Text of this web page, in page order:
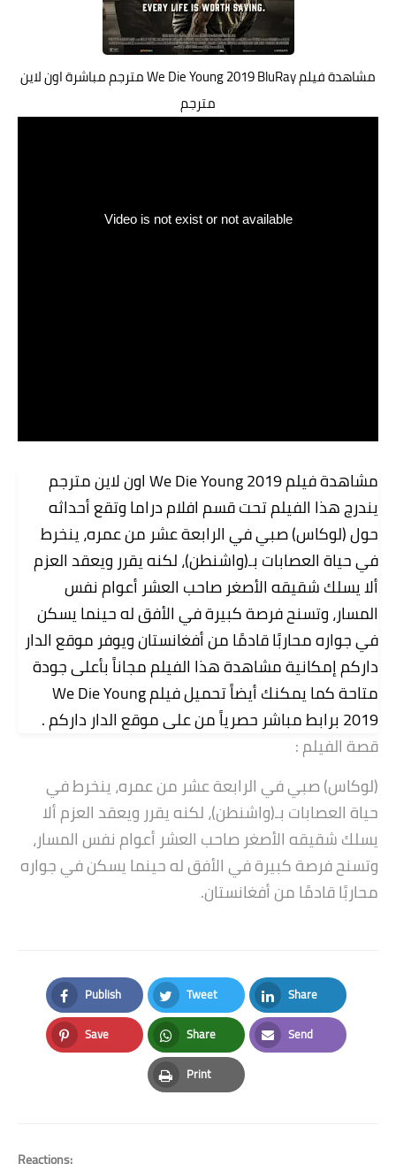
مشاهدة فيلم We Die Young 2019 BluRay مترجم مباشرة اون لاين
مترجم
مشاهدة
فيلم We Die Young 2019 اون لاين مترجم
يندرج هذا الفيلم تحت قسم افلام دراما وتقع أحداثه
حول (لوكاس) صبي في الرابعة عشر من عمره، ينخرط
في حياة العصابات بـ(واشنطن)، لكنه يقرر ويعقد العزم
ألا يسلك شقيقه الأصغر صاحب العشر أعوام نفس
المسار، وتسنح فرصة كبيرة في اﻷفق له حينما يسكن
في جواره محاربًا قادمًا من أفغانستانويوفر موقع الدار
داركم إمكانية مشاهدة هذا الفيلم مجاناً بأعلى جودة
متاحة كما يمكنك أيضاً تحميل فيلم We Die Young
2019 برابط مباشر حصرياً من على موقع الدار داركم .
قصة الفيلم :
(لوكاس) صبي في الرابعة عشر من عمره، ينخرط في
حياة العصابات بـ(واشنطن)، لكنه يقرر ويعقد العزم ألا
يسلك شقيقه الأصغر صاحب العشر أعوام نفس المسار،
وتسنح فرصة كبيرة في اﻷفق له حينما يسكن في جواره
محاربًا قادمًا من أفغانستان.
Publish
Facebook
Tweet
Twitter
Share
LinkedIn
Save
Pinterest
Share
Whatsapp
Send
Email
Print
Print